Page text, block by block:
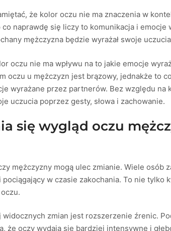
że kolor oczu nie ma znaczenia w
naprawdę się liczy to komunikacja i
mężczyzna będzie wyrażał swoje
oczu nie ma wpływu na to jakie emocje
oczu u mężczyzn jest brązowy, jednakże to
wyrażane przez partnerów. Bez względu na
uczucia poprzez gesty, słowa i zachowanie.
się wygląd oczu
mężczyzny mogą ulec zmianie. Wiele osób
w czasie zakochania. To nie tylko
zmian jest rozszerzenie źrenic.
że oczy wydają się bardziej intensywne i